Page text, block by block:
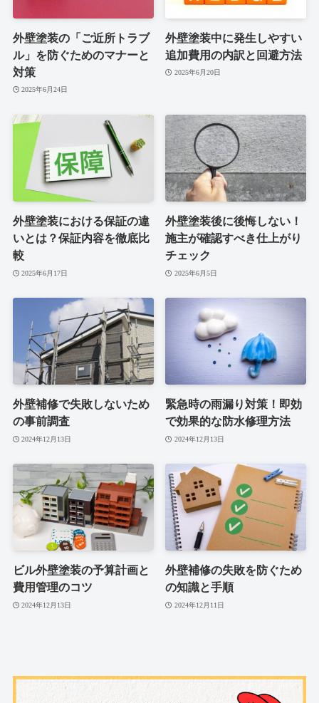
外壁塗装の「ご近所トラブ
ル」を防ぐためのマナーと
対策
2025年6月24日
外壁塗装中に発生しやすい
追加費用の内訳と回避方法
2025年6月20日
外壁塗装における保証の違
いとは？保証内容を徹底比
較
2025年6月17日
外壁塗装後に後悔しない！
施主が確認すべき仕上がり
チェック
2025年6月5日
外壁補修で失敗しないため
の事前調査
2024年12月13日
緊急時の雨漏り対策！即効
で効果的な防水修理方法
2024年12月13日
ビル外壁塗装の予算計画と
費用管理のコツ
2024年12月13日
外壁補修の失敗を防ぐため
の知識と手順
2024年12月11日